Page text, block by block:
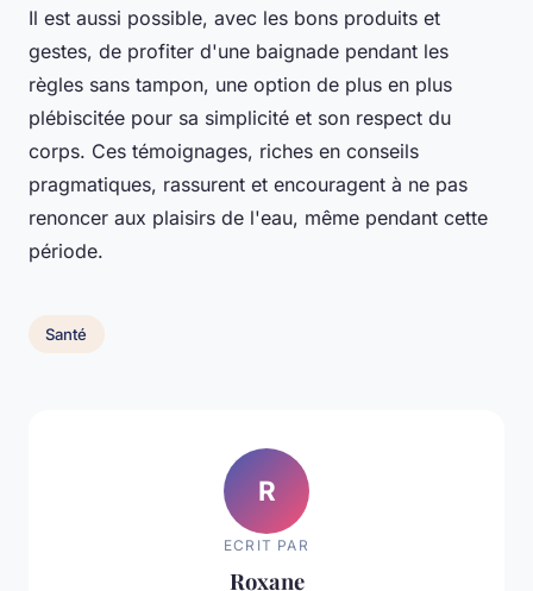
Il est aussi possible, avec les bons produits et
gestes, de profiter d'une baignade pendant les
règles sans tampon, une option de plus en plus
plébiscitée pour sa simplicité et son respect du
corps. Ces témoignages, riches en conseils
pragmatiques, rassurent et encouragent à ne pas
renoncer aux plaisirs de l'eau, même pendant cette
période.
Santé
R
ECRIT PAR
Roxane